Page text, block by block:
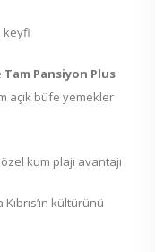
keyfi
Tam Pansiyon Plus
açık büfe yemekler
kum plajı avantajı
kültürünü